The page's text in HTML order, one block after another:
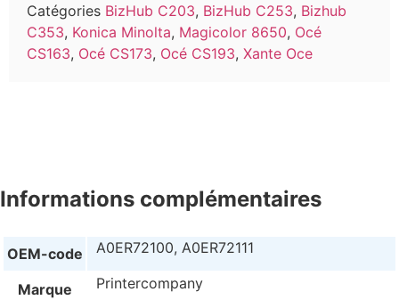
Catégories BizHub C203, BizHub C253, Bizhub
C353, Konica Minolta, Magicolor 8650, Océ
CS163, Océ CS173, Océ CS193, Xante Oce
Informations complémentaires
OEM-code A0ER72100, A0ER72111
Marque Printercompany